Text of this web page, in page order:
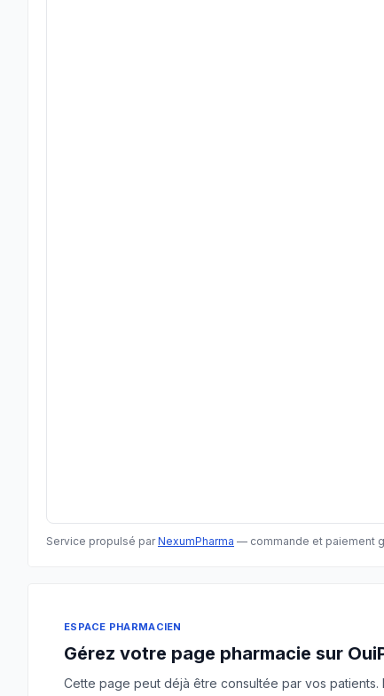
Service propulsé parNexumPharma — commande et paiement
ESPACE PHARMACIEN
Gérez votre page pharmacie sur
Cette page peut déjà être consultée par vos